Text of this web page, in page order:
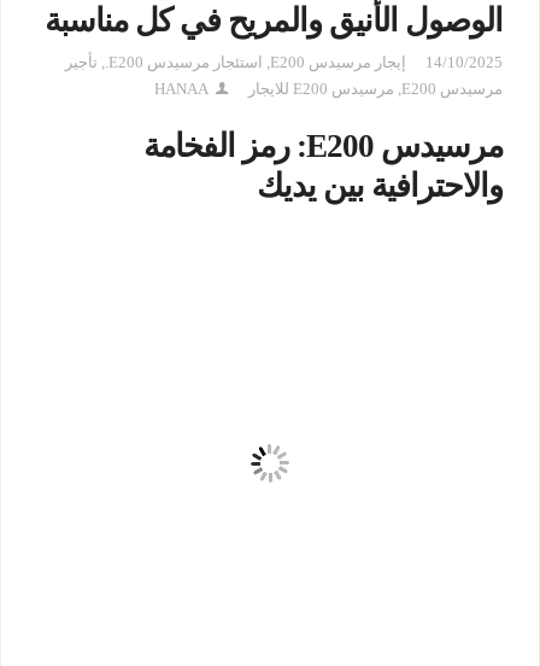
الوصول الأنيق والمريح في كل مناسبة
14/10/2025 إيجار مرسيدس E200 استئجار مرسيدس E200.
تأجير
مرسيدس E200
مرسيدس E200 للايجار HANAA
مرسيدس E200: رمز الفخامة
والاحترافية بين يديك